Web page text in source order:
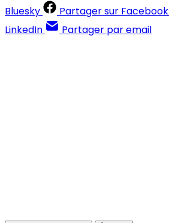
Bluesky
Partager sur Facebook
LinkedIn
Partager par email